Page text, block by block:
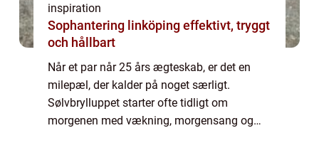
inspiration
Sophantering linköping effektivt, tryggt
och hållbart
Når et par når 25 års ægteskab, er det en
milepæl, der kalder på noget særligt.
Sølvbrylluppet starter ofte tidligt om
morgenen med vækning, morgensang og